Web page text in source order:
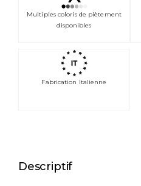
Multiples coloris de piètement
disponibles
Fabrication Italienne
Descriptif